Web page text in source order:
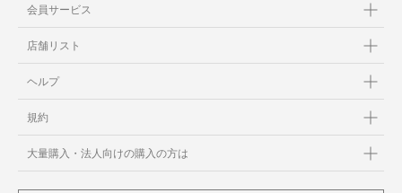
会員サービス
店舗リスト
ヘルプ
規約
大量購入・法人向けの購入の方は